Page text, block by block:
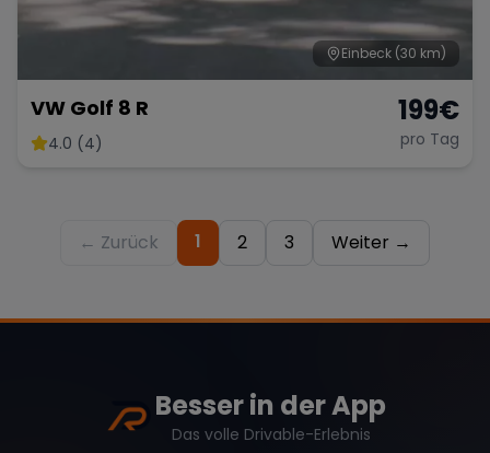
Einbeck (30 km)
VW Golf 8 R
4.0 (4)
199€
pro Tag
← Zurück 1 2 3 Weiter →
Besser in der App
Das volle Drivable-Erlebnis